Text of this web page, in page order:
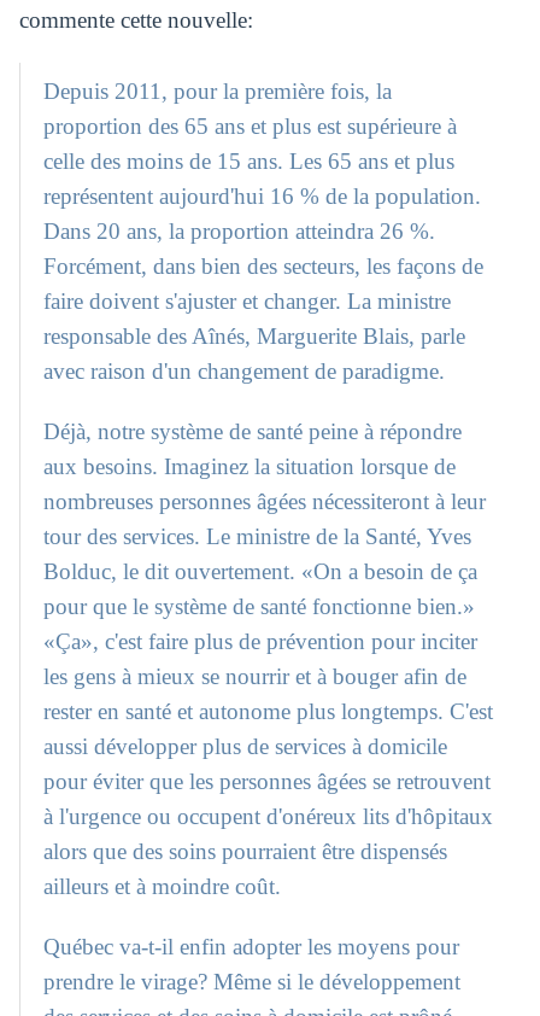
commente cette nouvelle:
Depuis 2011, pour la première fois, la
proportion des 65 ans et plus est supérieure à
celle des moins de 15 ans. Les 65 ans et plus
représentent aujourd'hui 16 % de la population.
Dans 20 ans, la proportion atteindra 26 %.
Forcément, dans bien des secteurs, les façons de
faire doivent s'ajuster et changer. La ministre
responsable des Aînés, Marguerite Blais, parle
avec raison d'un changement de paradigme.
Déjà, notre système de santé peine à répondre
aux besoins. Imaginez la situation lorsque de
nombreuses personnes âgées nécessiteront à leur
tour des services. Le ministre de la Santé, Yves
Bolduc, le dit ouvertement. «On a besoin de ça
pour que le système de santé fonctionne bien.»
«Ça», c'est faire plus de prévention pour inciter
les gens à mieux se nourrir et à bouger afin de
rester en santé et autonome plus longtemps. C'est
aussi développer plus de services à domicile
pour éviter que les personnes âgées se retrouvent
à l'urgence ou occupent d'onéreux lits d'hôpitaux
alors que des soins pourraient être dispensés
ailleurs et à moindre coût.
Québec va-t-il enfin adopter les moyens pour
prendre le virage? Même si le développement